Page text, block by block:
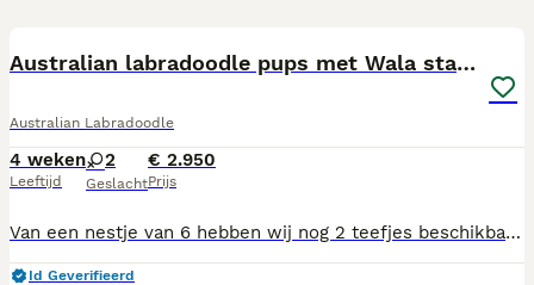
Australian labradoodle pups met Wala stamboom
Australian Labradoodle
4 weken
Leeftijd
2
Geslacht
€ 2.950
Prijs
Van een nestje van 6 hebben wij nog 2 teefjes beschikbaar. Het zijn kleine mediums 13/15 kilo zullen ze worden. Als de pups verhuizen hebben ze hun eerste enting gehad. Zijn ze ontwormd volgens schema. In het bezit van een Europees paspoort en gezondheids verklaring van de dierenarts . Verder krijgen ze mee een zak voer voor de eerst komende tijd en vers vlees en een nestknuffeltje. Ouders zijn getest op erfelijke afwijkingen. Meer foto's en heel veel filmpjes zijn te zien op onze instagram pagina just be a doodle onder pups Tess
Id Geverifieerd